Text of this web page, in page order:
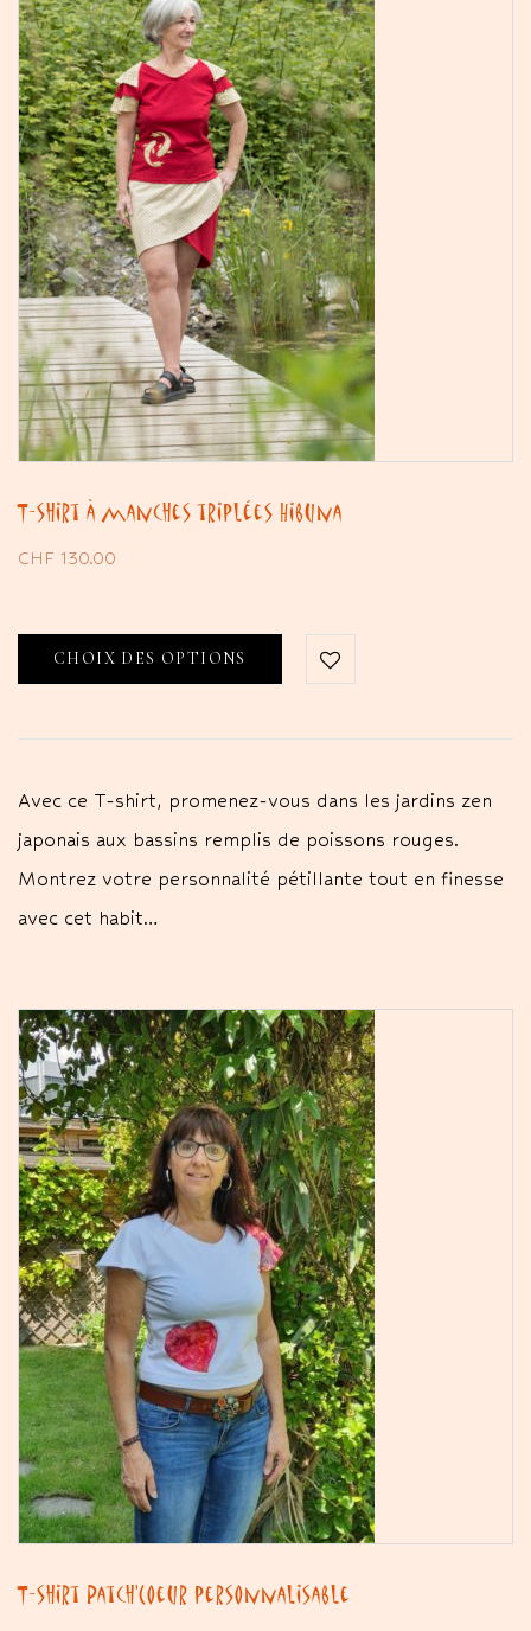
T-shirt à manches triplées Hibuna
CHF 130.00
CHOIX DES OPTIONS
Avec ce T-shirt, promenez-vous dans les jardins zen
japonais aux bassins remplis de poissons rouges.
Montrez votre personnalité pétillante tout en finesse
avec cet habit…
T-shirt Patch’Coeur personnalisable